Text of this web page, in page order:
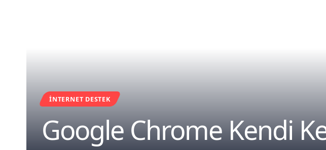
İNTERNET DESTEK
Google Chrome Kendi